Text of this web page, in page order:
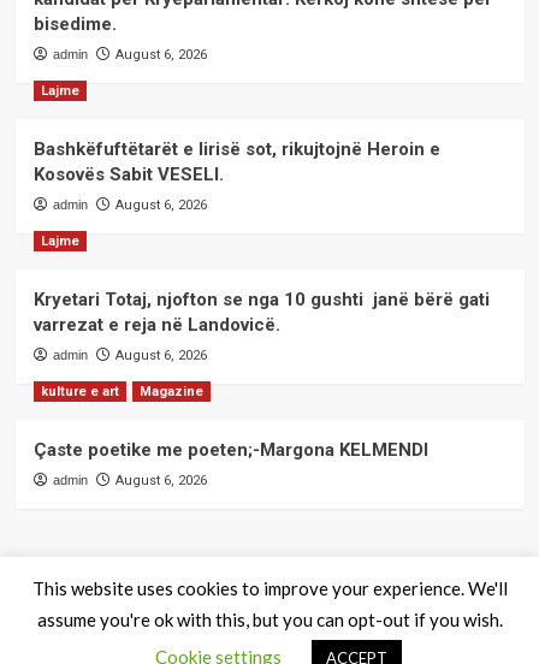
bisedime.
admin August 6, 2026
Lajme
Bashkëfuftëtarët e lirisë sot, rikujtojnë Heroin e
Kosovës Sabit VESELI.
admin August 6, 2026
Lajme
Kryetari Totaj, njofton se nga 10 gushti janë bërë gati
varrezat e reja në Landovicë.
admin August 6, 2026
kulture e art Magazine
Çaste poetike me poeten;-Margona KELMENDI
admin August 6, 2026
QendraPRESS - Te drejtat e rezervuara|CoverNewsby AF
themes.
This website uses cookies to improve your experience. We'll
assume you're ok with this, but you can opt-out if you wish.
Cookie settings
ACCEPT